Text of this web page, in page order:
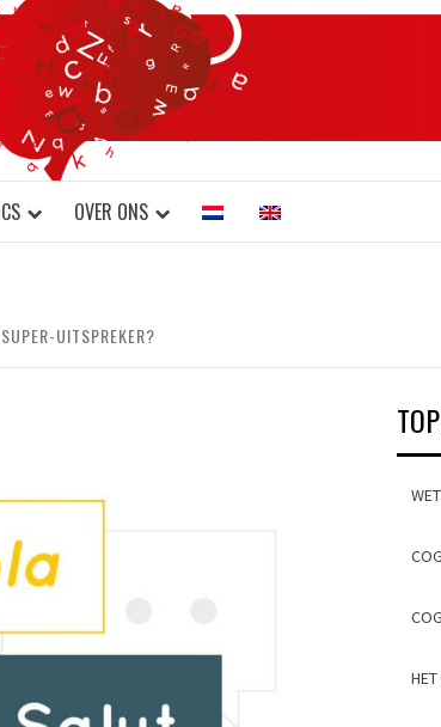
DONDERS
OVER ONS
UITSPREKER?